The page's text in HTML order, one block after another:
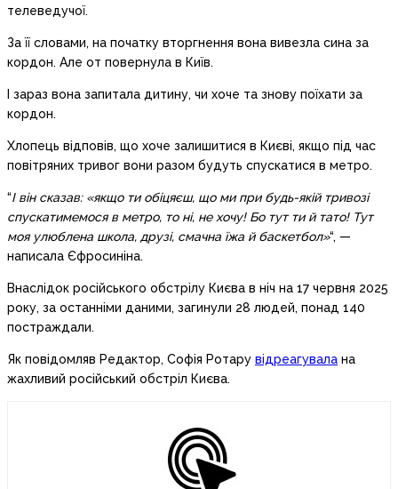
телеведучої.
За її словами, на початку вторгнення вона вивезла сина за
кордон. Але от повернула в Київ.
І зараз вона запитала дитину, чи хоче та знову поїхати за
кордон.
Хлопець відповів, що хоче залишитися в Києві, якщо під час
повітряних тривог вони разом будуть спускатися в метро.
“І він сказав: «якщо ти обіцяєш, що ми при будь-якій тривозі
спускатимемося в метро, то ні, не хочу! Бо тут ти й тато! Тут
моя улюблена школа, друзі, смачна їжа й баскетбол»“, —
написала Єфросиніна.
Внаслідок російського обстрілу Києва в ніч на 17 червня 2025
року, за останніми даними, загинули 28 людей, понад 140
постраждали.
Як повідомляв Редактор, Софія Ротару відреагувала на
жахливий російський обстріл Києва.